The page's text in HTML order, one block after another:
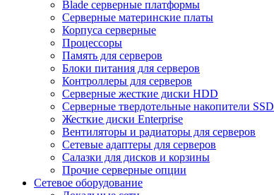
Blade серверные платформы
Серверные материнские платы
Корпуса серверные
Процессоры
Память для серверов
Блоки питания для серверов
Контроллеры для серверов
Серверные жесткие диски HDD
Серверные твердотельные накопители SSD
Жесткие диски Enterprise
Вентиляторы и радиаторы для серверов
Сетевые адаптеры для серверов
Салазки для дисков и корзины
Прочие серверные опции
Сетевое оборудование